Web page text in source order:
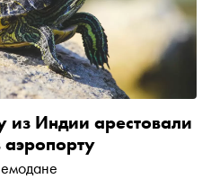
Индии арестовали